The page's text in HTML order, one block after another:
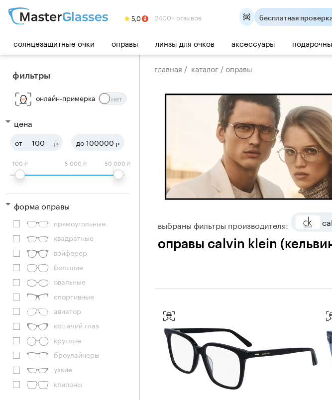
2400+ отзывов бесплатная
солнцезащитные очки оправы линзы для очков аксессуары
фильтры
онлайн-примерка
цена
от ₽ до ₽
50 000 ₽
5 000 ₽
100 ₽
форма оправы
прямоугольные
квадратные
вэйферер
большие
овальные
спортивные
авиатор
кошачий глаз
круглые
броулайнеры
узкие
клипоны
главная / каталог /оправы
выбраны фильтры производителя:
оправы calvin klein